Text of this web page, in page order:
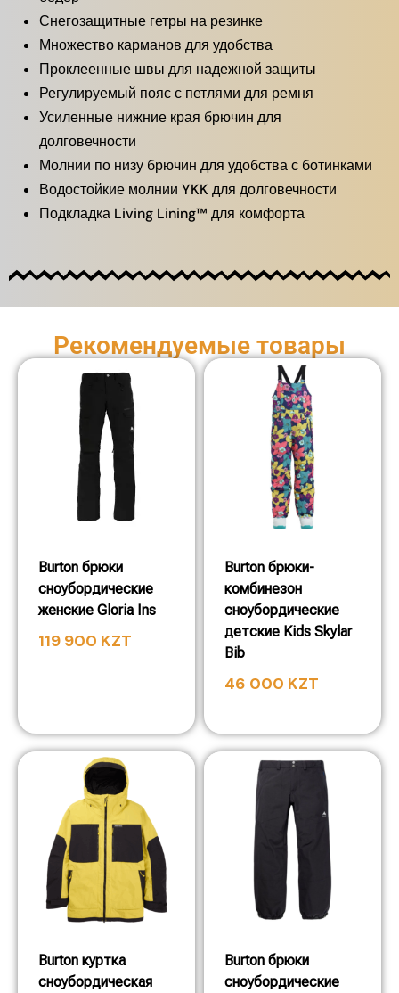
Снегозащитные гетры на резинке
Множество карманов для удобства
Проклеенные швы для надежной защиты
Регулируемый пояс с петлями для ремня
Усиленные нижние края брючин для
долговечности
Молнии по низу брючин для удобства с ботинками
Водостойкие молнии YKK для долговечности
Подкладка Living Lining™ для комфорта
Рекомендуемые товары
Burton брюки
сноубордические
женские Gloria Ins
119 900 KZT
Burton брюки-
комбинезон
сноубордические
детские Kids Skylar
Bib
46 000 KZT
Burton куртка
сноубордическая
Burton брюки
сноубордические